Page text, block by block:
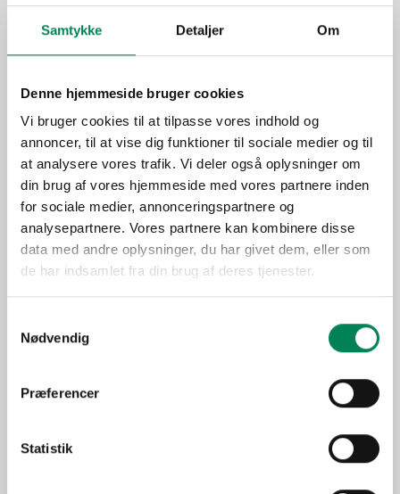
Samtykke Detaljer Om
Denne hjemmeside bruger cookies
Vi bruger cookies til at tilpasse vores indhold og
annoncer, til at vise dig funktioner til sociale medier og til
at analysere vores trafik. Vi deler også oplysninger om
din brug af vores hjemmeside med vores partnere inden
for sociale medier, annonceringspartnere og
analysepartnere. Vores partnere kan kombinere disse
data med andre oplysninger, du har givet dem, eller som
de har indsamlet fra din brug af deres tjenester.
Nødvendig
Præferencer
Statistik
Plantefakta
Familie
Brassicaceae
Populærnavn
Havekarse
Vanding
Hold pottejorden konstant
fugtig, men undlad at
overvande.
Gødning
Ca. hver fjerde vanding i
vækstperioden.
Placering
Ude/inde